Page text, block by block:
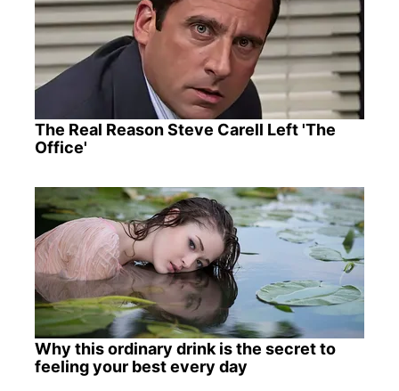
The Real Reason Steve Carell Left 'The
Office'
Why this ordinary drink is the secret to
feeling your best every day